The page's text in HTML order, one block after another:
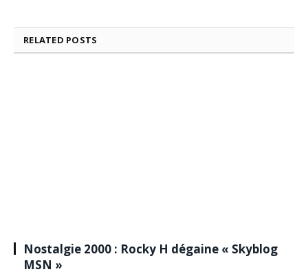
RELATED POSTS
Nostalgie 2000 : Rocky H dégaine « Skyblog
MSN »